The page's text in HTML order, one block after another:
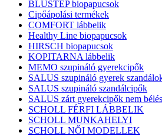
BLUSTEP biopapucsok
Cipőápolási termékek
COMFORT lábbelik
Healthy Line biopapucsok
HIRSCH biopapucsok
KOPITARNA lábbelik
MEMO szupináló gyerekcipők
SALUS szupináló gyerek
SALUS szupináló szandálcipők
SALUS zárt gyerekcipők nem
SCHOLL FÉRFI LÁBBELIK
SCHOLL MUNKAHELYI
SCHOLL NŐI MODELLEK